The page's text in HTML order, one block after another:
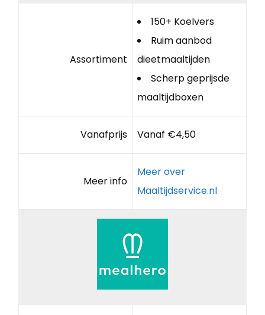
Assortiment
150+ Koelvers
Ruim aanbod
dieetmaaltijden
Scherp geprijsde
maaltijdboxen
Vanafprijs Vanaf €4,50
Meer info
Meer over
Maaltijdservice.nl